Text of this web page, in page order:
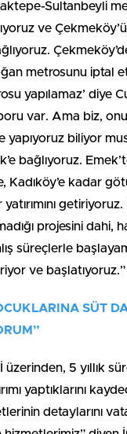
Sultanbeyli
ve
metrosunu iptal
yapılamaz’ diye
var. Ama biz,
yapıyoruz biliyor
bağlıyoruz.
Kadıköy’e kadar
yatırımını
projesini dahi,
süreçlerle
ve başlatıyoruz.”
SÜT
üzerinden, 5 yıllık
yaptıklarını
detaylarını